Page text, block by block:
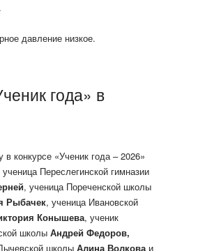
давление низкое.
года» в
в конкурсе «Ученик года – 2026»
Переслегинской гимназии
, ученица Пореченской школы
Рыбачек, ученица Ивановской
Конышева, ученик
школы Андрей Федоров,
школы Алина Волковаи